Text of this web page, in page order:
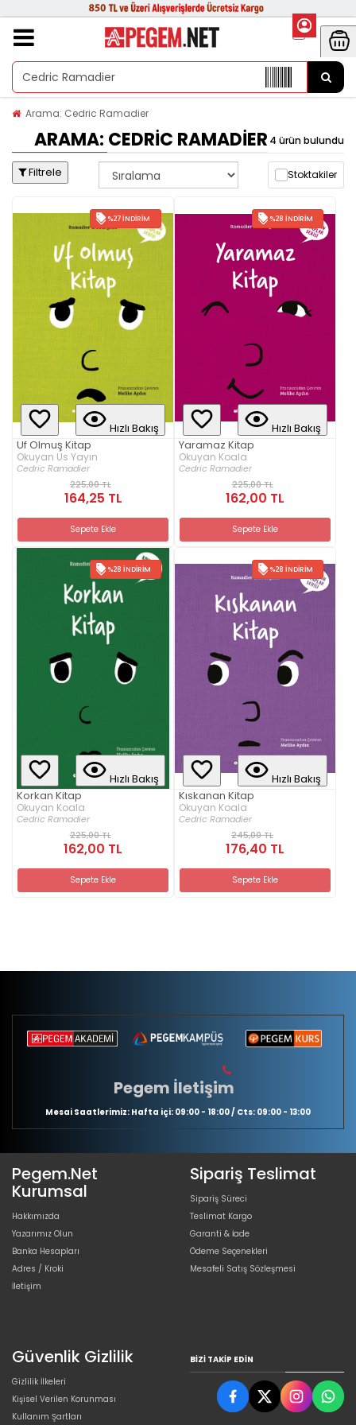
Arama: Cedric Ramadier
ARAMA: CEDRIC RAMADIER 4 ürün bulundu
Filtrele Stoktakiler
%27 İNDIRIM
Hızlı Bakış
Uf Olmuş Kitap
Okuyan Us Yayın
Cedric Ramadier
225,00 TL
164,25 TL
Sepete Ekle
%28 İNDIRIM
Hızlı Bakış
Yaramaz Kitap
Okuyan Koala
Cedric Ramadier
225,00 TL
162,00 TL
Sepete Ekle
%28 İNDIRIM
Hızlı Bakış
Korkan Kitap
Okuyan Koala
Cedric Ramadier
225,00 TL
162,00 TL
Sepete Ekle
%28 İNDIRIM
Hızlı Bakış
Kıskanan Kitap
Okuyan Koala
Cedric Ramadier
245,00 TL
176,40 TL
Sepete Ekle
Pegem İletişim
Mesai Saatlerimiz: Hafta içi: 09:00 - 18:00 / Cts: 09:00 - 13:00
Pegem.Net
Kurumsal
Hakkımızda
Yazarımız Olun
Banka Hesapları
Adres / Kroki
İletişim
Sipariş Teslimat
Sipariş Süreci
Teslimat Kargo
Garanti & İade
Ödeme Seçenekleri
Mesafeli Satış Sözleşmesi
Güvenlik Gizlilik
Gizlilik İlkeleri
Kişisel Verilen Korunması
Kullanım Şartları
BIZI TAKIP EDIN